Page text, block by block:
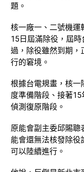
題。
核一廠一、二號機運
15日屆滿除役，屆
過，除役雖然到期，
行的窘境。
根據台電規畫，核一
度準備階段、接著
偵測復原階段。
原能會副主委邱賜聰
能會還無法核發除
可以陸續進行。